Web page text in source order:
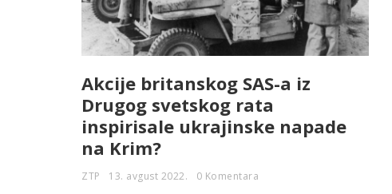
Akcije britanskog SAS-a iz
Drugog svetskog rata
inspirisale ukrajinske napade
na Krim?
ZTP 13. avgust 2022. 0 Komentara